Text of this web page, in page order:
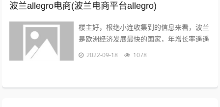
波兰allegro电商(波兰电商平台allegro)
楼主好，根绝小连收集到的信息来看，波兰
是欧洲经济发展最快的国家，年增长率遥遥
领先英法德目前，波兰拥有大约2000万的
2022-09-18 1078